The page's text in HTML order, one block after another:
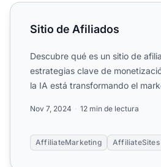
Sitio de Afiliados
Sitio de Afiliados
Descubre qué es un sitio de
estrategias clave de
la IA está transformando el
Nov 7, 2024 12 min de lectura
AffiliateMarketing AffiliateSites